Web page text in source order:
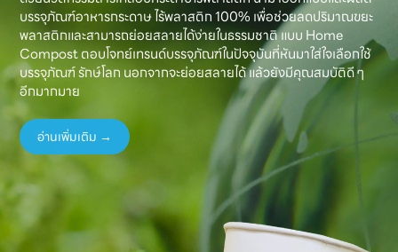
บรรจุภัณฑ์อาหารกระดาษ ไร้พลาสติก 100% เพื่อช่วยลดปริมาณขยะ
พลาสติกและสามารถย่อยสลายได้ง่ายในธรรมชาติ แบบ Home
Compost ตอบโจทย์เทรนด์บรรจุภัณฑ์ในปัจจุบันที่หันมาใส่ใจเลือกใช้
บรรจุภัณฑ์ รักษ์โลก นอกจากจะย่อยสลายได้ แล้วยังมีคุณสมบัติดี ๆ
อีกมากมาย
อ่านเพิ่มเติม →